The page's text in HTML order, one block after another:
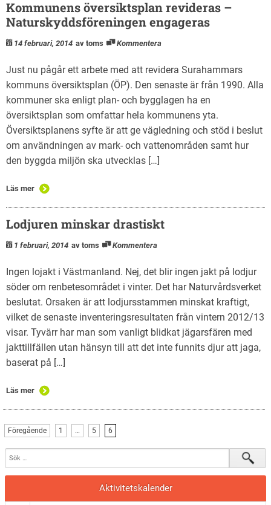
Kommunens översiktsplan revideras –
Naturskyddsföreningen engageras
14 februari, 2014 av toms Kommentera
Just nu pågår ett arbete med att revidera Surahammars
kommuns översiktsplan (ÖP). Den senaste är från 1990. Alla
kommuner ska enligt plan- och bygglagen ha en
översiktsplan som omfattar hela kommunens yta.
Översiktsplanens syfte är att ge vägledning och stöd i beslut
om användningen av mark- och vattenområden samt hur
den byggda miljön ska utvecklas […]
Läs mer
Lodjuren minskar drastiskt
1 februari, 2014 av toms Kommentera
Ingen lojakt i Västmanland. Nej, det blir ingen jakt på lodjur
söder om renbetesområdet i vinter. Det har Naturvårdsverket
beslutat. Orsaken är att lodjursstammen minskat kraftigt,
vilket de senaste inventeringsresultaten från vintern 2012/13
visar. Tyvärr har man som vanligt blidkat jägarsfären med
jakttillfällen utan hänsyn till att det inte funnits djur att jaga,
baserat på […]
Läs mer
Föregående 1 … 5 6
Aktivitetskalender